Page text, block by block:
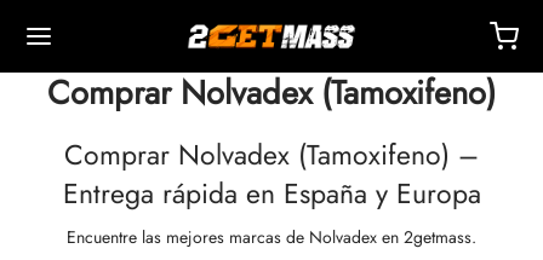
Comprar Nolvadex (Tamoxifeno)
Comprar Nolvadex (Tamoxifeno) –
Entrega rápida en España y Europa
Encuentre las mejores marcas de Nolvadex en 2getmass.